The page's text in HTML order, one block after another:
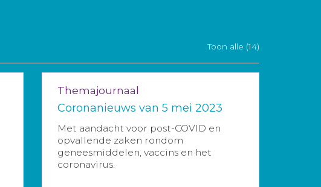
Toon alle (14)
Themajournaal
Coronanieuws van 5 mei 2023
Met aandacht voor post-COVID en
opvallende zaken rondom
geneesmiddelen, vaccins en het
coronavirus.